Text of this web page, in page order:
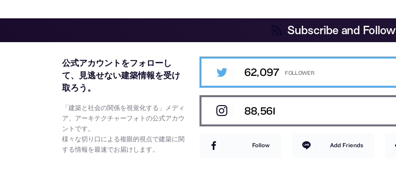
Subscribe and Follow
公式アカウントをフォローし
て、
見逃せない建築情報を受け
取ろう。
「建築と社会の関係を視覚化する」メディ
ア、アーキテクチャーフォトの公式アカウ
ントです。
様々な切り口による複眼的視点で建築に関
する情報を最速でお届けします。
62,097
88,561
Follow Add Friends